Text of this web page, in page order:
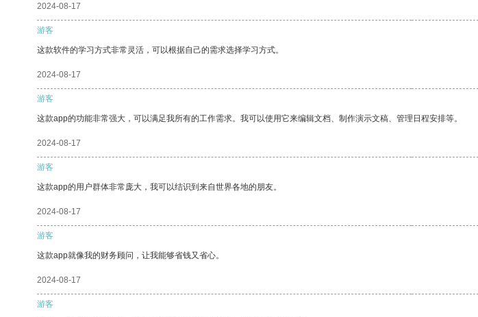
2024-08-17
游客
这款软件的学习方式非常灵活，可以根据自己的需求选择学习方式。
2024-08-17
游客
这款app的功能非常强大，可以满足我所有的工作需求。我可以使用它来编辑文档、制作演示文稿、管理日程安排等。
2024-08-17
游客
这款app的用户群体非常庞大，我可以结识到来自世界各地的朋友。
2024-08-17
游客
这款app就像我的财务顾问，让我能够省钱又省心。
2024-08-17
游客